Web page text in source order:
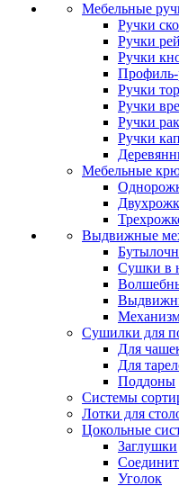
Мебельные
Ручки
Ручки
Ручки
Профиль-
Ручки
Ручки
Ручки
Ручки
Мебельные
Выдвижные
Сушки в
Сушилки для
Для
Для
Поддоны
Системы
Лотки для
Цокольные
Заглушки
Уголок